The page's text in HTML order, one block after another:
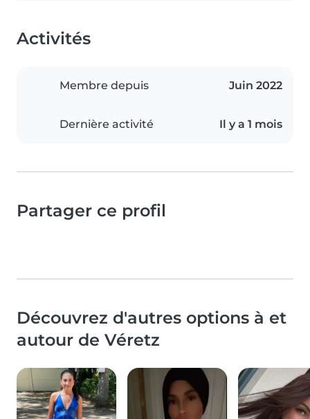
Activités
Membre depuis Juin 2022
Dernière activité Il y a 1 mois
Partager ce profil
Découvrez d'autres options à et
autour de Véretz